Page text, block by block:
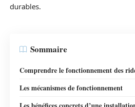
durables.
Sommaire
Comprendre le fonctionnement des
Les mécanismes de fonctionnement